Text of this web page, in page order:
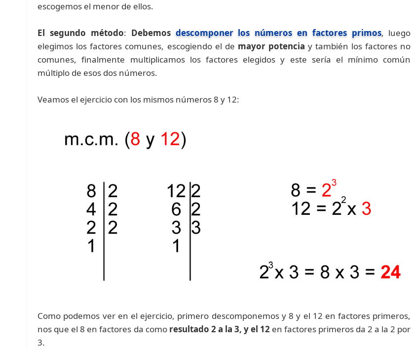
escogemos el menor de ellos.
El segundo método: Debemos descomponer los números en factores primos, luego
elegimos los factores comunes, escogiendo el de mayor potencia y también los factores no
comunes, finalmente multiplicamos los factores elegidos y este sería el mínimo común
múltiplo de esos dos números.
Veamos el ejercicio con los mismos números 8 y 12:
Como podemos ver en el ejercicio, primero descomponemos y 8 y el 12 en factores primeros,
nos que el 8 en factores da como resultado 2 a la 3, y el 12en factores primeros da 2 a la 2 por
3.